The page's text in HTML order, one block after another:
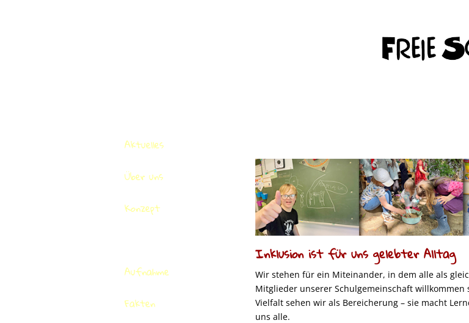
Aktuelles
Über uns
Konzept
Aufnahme
Fakten
Inklusion ist für uns gelebter Alltag
Wir stehen für ein Miteinander, in dem alle als
Mitglieder unserer Schulgemeinschaft willkommen
Vielfalt sehen wir als Bereicherung – sie macht
uns alle.